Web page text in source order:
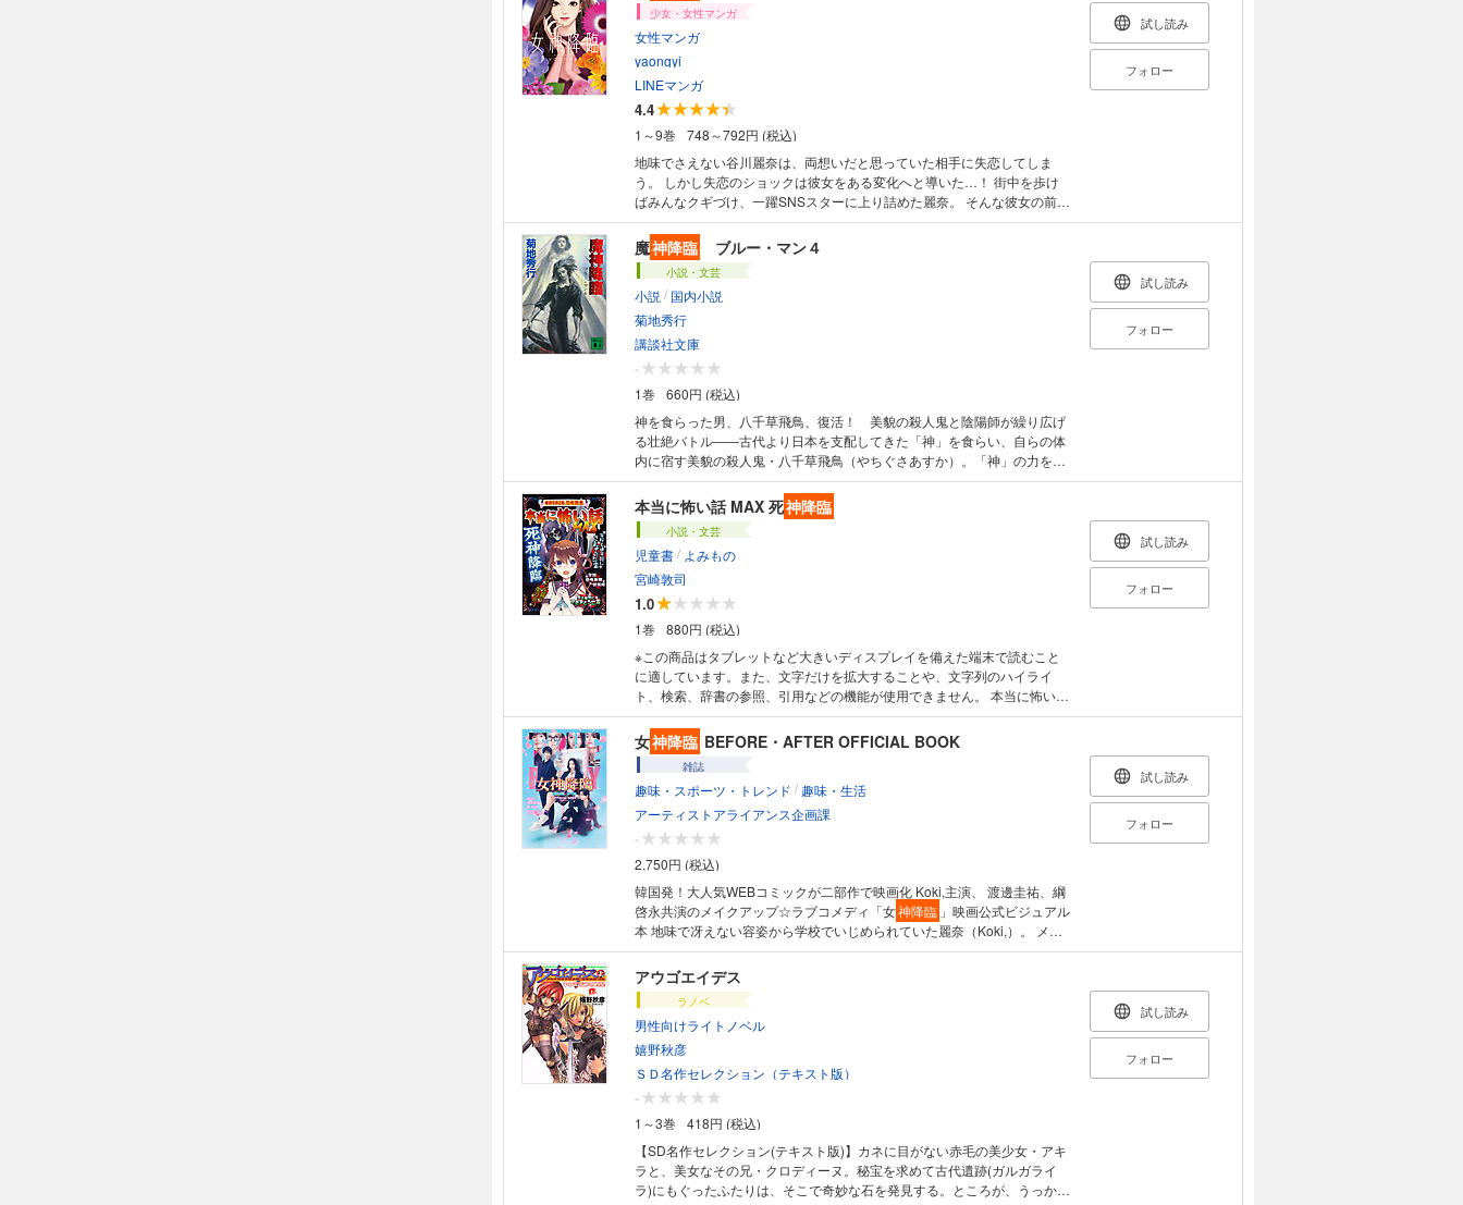
少女・女性マンガ
女性マンガ
yaongyi
LINEマンガ
4.4
1～9巻
748～792円 (税込)
地味でさえない谷川麗奈は、両想いだと思っていた相手に失恋してしま
う。 しかし失恋のショックは彼女をある変化へと導いた…！ 街中を歩け
ばみんなクギづけ、一躍SNSスターに上り詰めた麗奈。 そんな彼女の前に
現れたのは、いとも簡単に秘密を見抜いたクールモテイケメンの神田俊。
秘密の口止めを俊と約束しことで、麗奈の日常は予想外の方向へ…!?
試し読み
フォロー
魔神降臨 ブルー・マン４
小説・文芸
小説 / 国内小説
菊地秀行
講談社文庫
-
1巻
660円 (税込)
神を食らった男、八千草飛鳥、復活！ 美貌の殺人鬼と陰陽師が繰り広げ
る壮絶バトル――古代より日本を支配してきた「神」を食らい、自らの体
内に宿す美貌の殺人鬼・八千草飛鳥（やちぐさあすか）。「神」の力を封
印する珠玉（たま）を巡り、ヤクザの組長と大物政治家が争う一方で、自
ら「神」を葬ることを願う、妖艶な尼僧秋光尼（しゅうこうに）は、陰陽
師・仁宇真央（じんうまお）に密命を授ける。凄絶な戦いが始まった。＜
『ブルー・マン4 闇の旅人（下）』改題作品＞
試し読み
フォロー
本当に怖い話 MAX 死神降臨
小説・文芸
児童書/ よみもの
宮崎敦司
1.0
1巻
880円 (税込)
※この商品はタブレットなど大きいディスプレイを備えた端末で読むこと
に適しています。また、文字だけを拡大することや、文字列のハイライ
ト、検索、辞書の参照、引用などの機能が使用できません。 本当に怖い話
ＭＡＸシリーズ第3弾！身近な生活の中で起こる恐怖体験が、これでもか
というぐらい連続で登場します。声も出せないような背筋も凍る本当に怖
いお話をマンガやイラストで読むことのできる“マジこわ”の一冊です。死
神が目の前に現れたらあなたはどうなるのか？もう一人で寝られないかも
しれない！
試し読み
フォロー
女神降臨 BEFORE・AFTER OFFICIAL BOOK
雑誌
趣味・スポーツ・トレンド / 趣味・生活
アーティストアライアンス企画課
-
2,750円 (税込)
韓国発！大人気WEBコミックが二部作で映画化 Koki,主演、 渡邊圭祐、綱
啓永共演のメイクアップ☆ラブコメディ「女神降臨 」映画公式ビジュアル
本 地味で冴えない容姿から学校でいじめられていた麗奈（Koki,）。 メイ
クと出会いテクニックを学んで努力を重ねた麗奈は、やがて誰もが振り向
く『女神』へと大変身を遂げる。 麗奈が転校した学校で巡り合う“王子”こ
と俊（渡邊圭祐）、俊と過去に確執があったアーティスト志望の悠（綱啓
永）。 3人それぞれが高校生からオトナになるまでの恋と夢の９年間の物
語を前後編で描く。 キャストの撮りおろしグラビア、インタビュー、オフ
ショット集、ストーリー紹介などなど映画女
１冊です。 【目次】 ・Koki, ×渡邊圭祐×綱啓永、撮りおろしグラビア ・
関図 ・BEFORE［前編］高校デビュー編／AFTER［後編］ストーリー紹
介 ・映画オフショット集 ・Koki, ×渡邊圭祐×綱啓永キャスト３人の韓国旅
に密着 ・監督、脚本家、スタッフインタビュー 充実内容の映画オフィシ
ャルビジュアル本 ※電子版からは読者プレゼントにご応募いただけませ
ん。
試し読み
フォロー
アウゴエイデス
ラノベ
男性向けライトノベル
嬉野秋彦
ＳＤ名作セレクション（テキスト版）
-
1～3巻
418円 (税込)
【SD名作セレクション(テキスト版)】カネに目がない赤毛の美少女・アキ
ラと、美女なその兄・クロディーヌ。秘宝を求めて古代遺跡(ガルガライ
ラ)にもぐったふたりは、そこで奇妙な石を発見する。ところが、うっかり
試し読み
フォロー